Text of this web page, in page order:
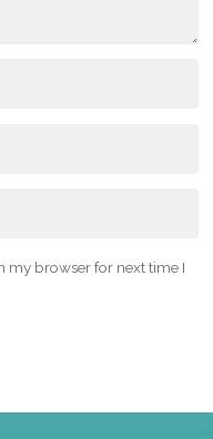
my browser for next time I